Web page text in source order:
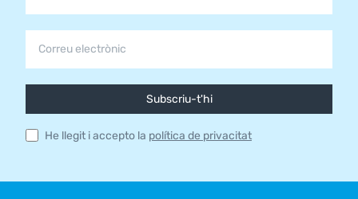
Subscriu-t'hi
He llegit i accepto la política de privacitat